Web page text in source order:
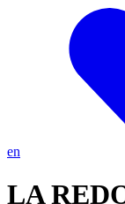
en
LA